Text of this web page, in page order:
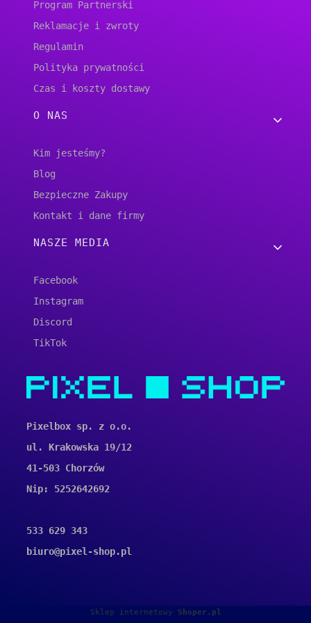
Program Partnerski
Reklamacje i zwroty
Regulamin
Polityka prywatności
Czas i koszty dostawy
O NAS
Kim jesteśmy?
Blog
Bezpieczne Zakupy
Kontakt i dane firmy
NASZE MEDIA
Facebook
Instagram
Discord
TikTok
Pixelbox sp. z o.o.
ul. Krakowska 19/12
41-503 Chorzów
Nip: 5252642692
533 629 343
biuro@pixel-shop.pl
Sklep internetowy Shoper.pl